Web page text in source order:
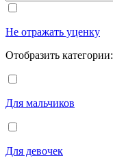
Не отражать уценку
Отобразить категории:
Для мальчиков
Для девочек